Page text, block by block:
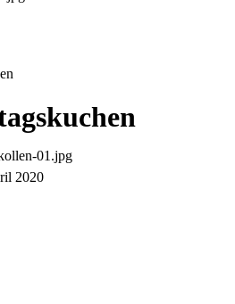
2020